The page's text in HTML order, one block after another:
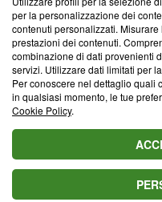
Informativa Privacy
Cookie Policy
Blasting SA, IDI CHE-
Lugano (Svizzera) Tel:+39
© 2026 Blasting News
per la personalizzazione dei
contenuti personalizzati.
prestazioni dei contenuti.
combinazione di dati provenienti
servizi. Utilizzare dati limitati per
Per conoscere nel dettaglio quali
in qualsiasi momento, le tue
Cookie Policy.